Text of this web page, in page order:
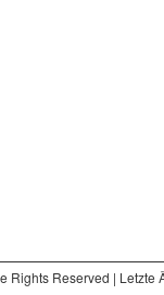
Rights Reserved |